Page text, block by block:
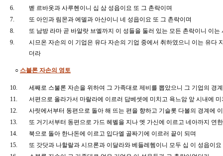
6.
벧 르바옷과 사루헨이니 십 삼 성읍이요 또 그 촌락이며
7.
또 아인과 림몬과 에델과 아산이니 네 성읍이요 또 그 촌락이며
8.
또 남방 라마 곧 바알랏 브엘까지 이 성들을 둘러 있는 모든 촌락이니 이
9.
시므온 자손의 이 기업은 유다 자손의 기업 중에서 취하였으니 이는 유다
더라
○ 스블론 자손의 영토
10.
세째로 스불론 자손을 위하여 그 가족대로 제비를 뽑았으니 그 기업의 경
11.
서편으로 올라가서 마랄라에 이르러 답베셋에 미치고 욕느암 앞 시내에
12.
사릿에서부터 동편으로 돌아 해 뜨는 편을 향하고 기슬롯 다볼의 경계에
13.
또 거기서부터 동편으로 가드 헤벨을 지나 엣 가신에 이르고 네아까지
14.
북으로 돌아 한나돈에 이르고 입다엘 골짜기에 이르러 끝이 되며
15.
또 갓닷과 나할랄과 시므론과 이달라와 베들레헴이니 모두 십 이 성읍이